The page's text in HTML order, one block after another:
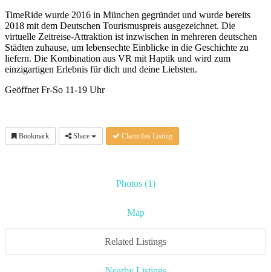
TimeRide wurde 2016 in München gegründet und wurde bereits
2018 mit dem Deutschen Tourismuspreis ausgezeichnet. Die
virtuelle Zeitreise-Attraktion ist inzwischen in mehreren deutschen
Städten zuhause, um lebensechte Einblicke in die Geschichte zu
liefern. Die Kombination aus VR mit Haptik und wird zum
einzigartigen Erlebnis für dich und deine Liebsten.
Geöffnet Fr-So 11-19 Uhr
Bookmark Share Claim this Listing
Photos (1)
Map
Related Listings